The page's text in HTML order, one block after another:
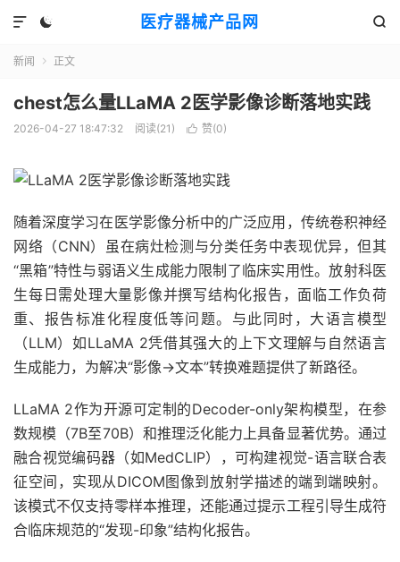
医疗器械产品网
 

新闻  正文
chest怎么量LLaMA 2医学影像诊断落地实践
2026-04-27 18:47:32 阅读(21 )  赞(0)
随着深度学习在医学影像分析中的广泛应用，传统卷积神经
网络（CNN）虽在病灶检测与分类任务中表现优异，但其
“黑箱”特性与弱语义生成能力限制了临床实用性。放射科医
生每日需处理大量影像并撰写结构化报告，面临工作负荷
重、报告标准化程度低等问题。与此同时，大语言模型
（LLM）如LLaMA 2凭借其强大的上下文理解与自然语言
生成能力，为解决“影像→文本”转换难题提供了新路径。
LLaMA 2作为开源可定制的Decoder-only架构模型，在参
数规模（7B至70B）和推理泛化能力上具备显著优势。通过
融合视觉编码器（如MedCLIP），可构建视觉-语言联合表
征空间，实现从DICOM图像到放射学描述的端到端映射。
该模式不仅支持零样本推理，还能通过提示工程引导生成符
合临床规范的“发现-印象”结构化报告。